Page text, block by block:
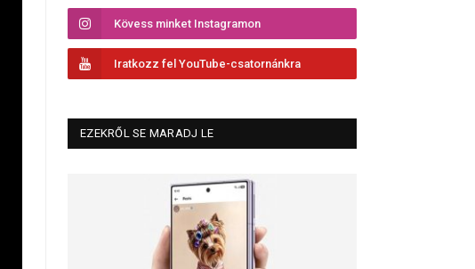
Kövess minket Instagramon
Iratkozz fel YouTube-csatornánkra
EZEKRŐL SE MARADJ LE